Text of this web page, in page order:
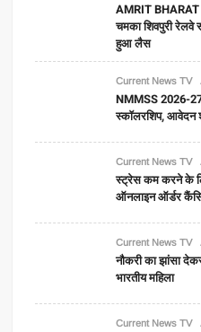
AMRIT
चमका शिवपुरी रेलवे
हुआ लैस
Current News TV
NMMSS 2026-
स्कॉलरशिप, आवेदन
Current News TV
स्ट्रेस कम करने के
ऑनलाइन ऑर्डर
Current News TV
नौकरी का झांसा
भारतीय महिला
Current News TV